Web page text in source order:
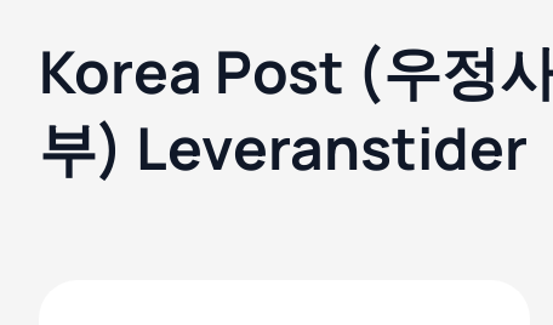
Korea Post (우정
부) Leveranstider